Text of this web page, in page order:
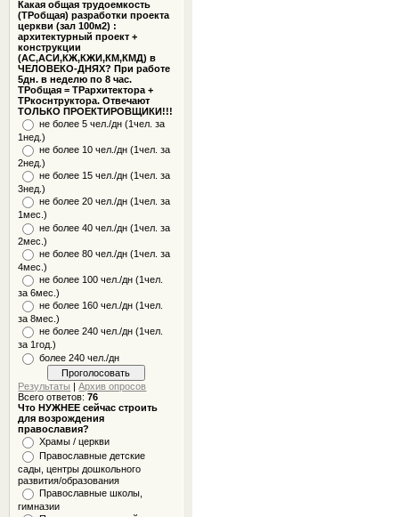
Какая общая трудоемкость
(ТРобщая) разработки проекта
церкви (зал 100м2) :
архитектурный проект +
конструкции
(АС,АСИ,КЖ,КЖИ,КМ,КМД) в
ЧЕЛОВЕКО-ДНЯХ? При работе
5дн. в неделю по 8 час.
ТРобщая = ТРархитектора +
ТРкоснтруктора. Отвечают
ТОЛЬКО ПРОЕКТИРОВЩИКИ!!!
не более 5 чел./дн (1чел. за
1нед.)
не более 10 чел./дн (1чел. за
2нед.)
не более 15 чел./дн (1чел. за
3нед.)
не более 20 чел./дн (1чел. за
1мес.)
не более 40 чел./дн (1чел. за
2мес.)
не более 80 чел./дн (1чел. за
4мес.)
не более 100 чел./дн (1чел.
за 6мес.)
не более 160 чел./дн (1чел.
за 8мес.)
не более 240 чел./дн (1чел.
за 1год.)
более 240 чел./дн
Результаты |Архив опросов
Всего ответов:76
Что НУЖНЕЕ сейчас строить
для возрождения
православия?
Храмы / церкви
Православные детские
сады, центры дошкольного
развития/образования
Православные школы,
гимназии